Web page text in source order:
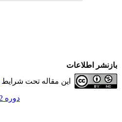
بازنشر اطلاعات
این مقاله تحت شرایط
دوره 2، شماره 3 - ( پاییز 1393 )